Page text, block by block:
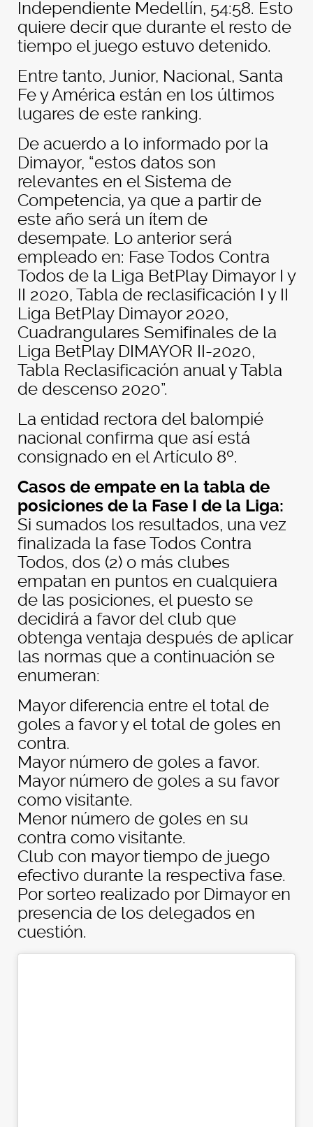
Independiente Medellín, 54:58. Esto
quiere decir que durante el resto de
tiempo el juego estuvo detenido.
Entre tanto, Junior, Nacional, Santa
Fe y América están en los últimos
lugares de este ranking.
De acuerdo a lo informado por la
Dimayor, “estos datos son
relevantes en el Sistema de
Competencia, ya que a partir de
este año será un ítem de
desempate. Lo anterior será
empleado en: Fase Todos Contra
Todos de la Liga BetPlay Dimayor I y
II 2020, Tabla de reclasificación I y II
Liga BetPlay Dimayor 2020,
Cuadrangulares Semifinales de la
Liga BetPlay DIMAYOR II-2020,
Tabla Reclasificación anual y Tabla
de descenso 2020”.
La entidad rectora del balompié
nacional confirma que así está
consignado en el Artículo 8º.
Casos de empate en la tabla de
posiciones de la Fase I de la Liga:
Si sumados los resultados, una vez
finalizada la fase Todos Contra
Todos, dos (2) o más clubes
empatan en puntos en cualquiera
de las posiciones, el puesto se
decidirá a favor del club que
obtenga ventaja después de aplicar
las normas que a continuación se
enumeran:
Mayor diferencia entre el total de
goles a favor y el total de goles en
contra.
Mayor número de goles a favor.
Mayor número de goles a su favor
como visitante.
Menor número de goles en su
contra como visitante.
Club con mayor tiempo de juego
efectivo durante la respectiva fase.
Por sorteo realizado por Dimayor en
presencia de los delegados en
cuestión.